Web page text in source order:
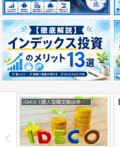
iDeCo（個人型確定拠出年金）